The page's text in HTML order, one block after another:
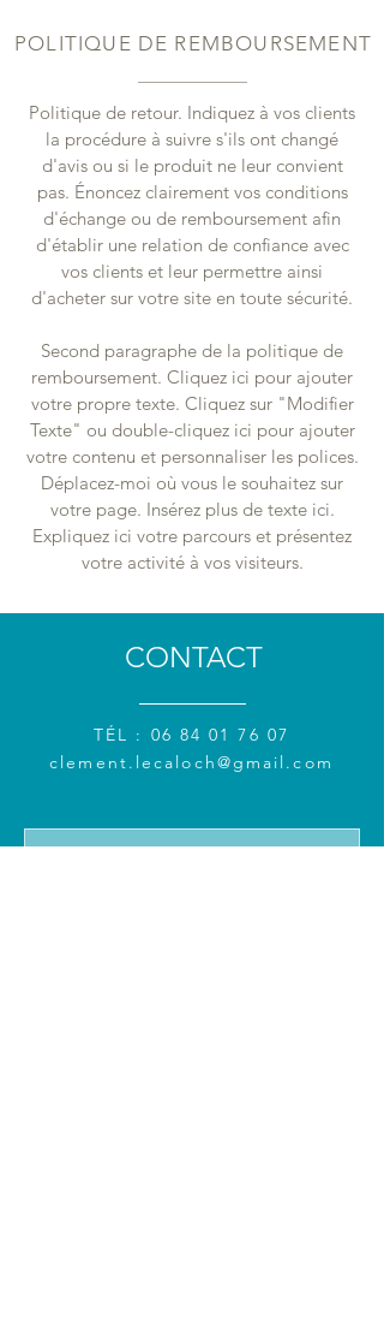
POLITIQUE DE REMBOURSEMENT
Politique de retour. Indiquez à vos clients
la procédure à suivre s'ils ont changé
d'avis ou si le produit ne leur convient
pas. Énoncez clairement vos conditions
d'échange ou de remboursement afin
d'établir une relation de confiance avec
vos clients et leur permettre ainsi
d'acheter sur votre site en toute sécurité.
Second paragraphe de la politique de
remboursement. Cliquez ici pour ajouter
votre propre texte. Cliquez sur "Modifier
Texte" ou double-cliquez ici pour ajouter
votre contenu et personnaliser les polices.
Déplacez-moi où vous le souhaitez sur
votre page. Insérez plus de texte ici.
Expliquez ici votre parcours et présentez
votre activité à vos visiteurs.
CONTACT
TÉL : 06 84 01 76 07
clement.lecaloch@gmail.com